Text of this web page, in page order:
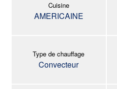
Cuisine
AMERICAINE
Type de chauffage
Convecteur